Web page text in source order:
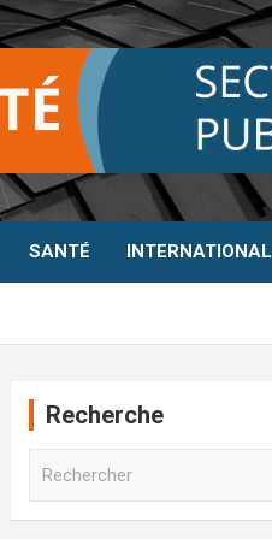
SANTÉ INTERNATIONAL
Recherche